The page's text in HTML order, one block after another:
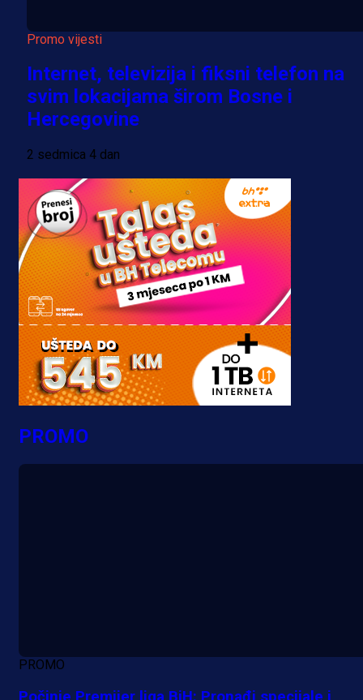
Promo vijesti
Internet, televizija i fiksni telefon na
svim lokacijama širom Bosne i
Hercegovine
2 sedmica 4 dan
PROMO
PROMO